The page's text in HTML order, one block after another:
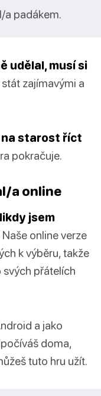
a padákem.
udělal, musí si
zajímavými a
na starost říct
pokračuje.
a online
jsem
Naše online verze
k výběru, takže
svých přátelích
a jako
doma,
tuto hru užít.